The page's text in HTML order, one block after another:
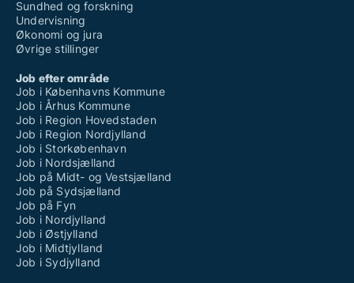
Sundhed og forskning
Undervisning
Økonomi og jura
Øvrige stillinger
Job efter område
Job i Københavns Kommune
Job i Århus Kommune
Job i Region Hovedstaden
Job i Region Nordjylland
Job i Storkøbenhavn
Job i Nordsjælland
Job på Midt- og Vestsjælland
Job på Sydsjælland
Job på Fyn
Job i Nordjylland
Job i Østjylland
Job i Midtjylland
Job i Sydjylland